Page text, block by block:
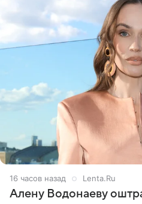
16 часов назад Lenta.Ru
Алену Водонаеву